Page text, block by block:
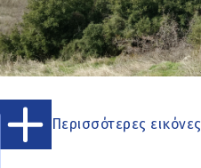
Περισσότερες εικόνες